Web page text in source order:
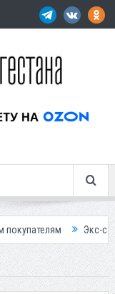
Экс-сотрудница